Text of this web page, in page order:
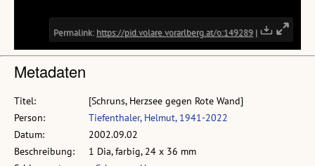
Metadaten
Titel:
[Schruns, Herzsee gegen Rote Wand]
Person:
Tiefenthaler, Helmut, 1941-2022
Datum:
2002.09.02
Beschreibung:
1 Dia, farbig, 24 x 36 mm